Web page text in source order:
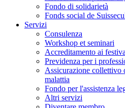
Fondo di solidarietà
Fonds social de
Servizi
Consulenza
Workshop et seminari
Accreditamento ai
Previdenza per i
Assicurazione collettivo
malattia
Fondo per l'assistenza
Altri servizi